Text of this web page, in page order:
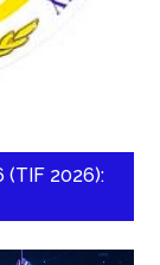
(TIF 2026):